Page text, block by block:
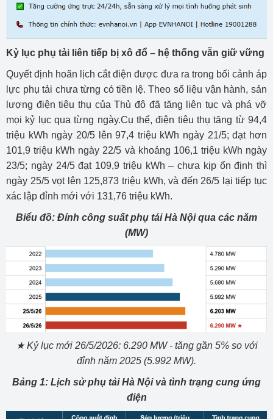
Kỷ lục phụ tải liên tiếp bị xô đổ – hệ thống vẫn giữ vững
Quyết định hoãn lịch cắt điện được đưa ra trong bối cảnh áp
lực phụ tải chưa từng có tiền lệ. Theo số liệu vận hành, sản
lượng điện tiêu thụ của Thủ đô đã tăng liên tục và phá vỡ
mọi kỷ lục qua từng ngày.Cụ thể, điện tiêu thụ tăng từ 94,4
triệu kWh ngày 20/5 lên 97,4 triệu kWh ngày 21/5; đạt hơn
101,9 triệu kWh ngày 22/5 và khoảng 106,1 triệu kWh ngày
23/5; ngày 24/5 đạt 109,9 triệu kWh – chưa kịp ổn định thì
ngày 25/5 vọt lên 125,873 triệu kWh, và đến 26/5 lại tiếp tục
xác lập đỉnh mới với 131,76 triệu kWh.
Biểu đồ: Đỉnh công suất phụ tải Hà Nội qua các năm
(MW)
★ Kỷ lục mới 26/5/2026: 6.290 MW - tăng gần 5% so với
đỉnh năm 2025 (5.992 MW).
Bảng 1: Lịch sử phụ tải Hà Nội và tình trạng cung ứng
điện